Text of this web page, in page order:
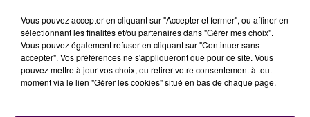
Inscrivez-vous au casting The Voice & The Voice
Kids !
20h00
Vous pouvez accepter en cliquant sur "Accepter et fermer", ou affiner en
sélectionnant les finalités et/ou partenaires dans "Gérer mes choix".
Vous pouvez également refuser en cliquant sur "Continuer sans
accepter". Vos préférences ne s'appliqueront que pour ce site. Vous
pouvez mettre à jour vos choix, ou retirer votre consentement à tout
moment via le lien "Gérer les cookies" situé en bas de chaque page.